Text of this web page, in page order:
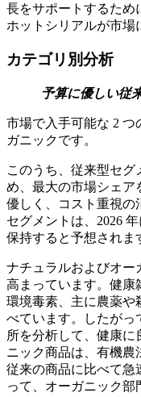
長をサポートするため
ホットシリアルが市場
カテゴリ別分析
予算に優しい従
市場で入手可能な 2
ガニックです。
このうち、従来型セグ
め、最大の市場シェア
優しく、コスト重視の
セグメントは、2026
保持すると予想されま
ナチュラルおよびオー
高まっています。健康
環境毒素、主に農薬や
べています。したがっ
所を分析して、健康
ニック商品は、有機農
従来の商品に比べて急
って、オーガニック